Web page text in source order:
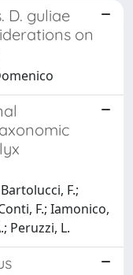
D. guliae
on
F.;
F.; Iamonico,
Peruzzi, L.